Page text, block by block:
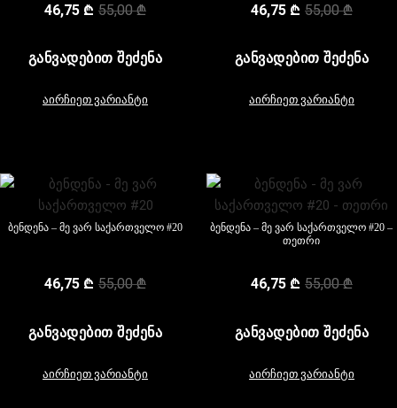
55,00₾
46,75 ₾
ᲒᲐᲜᲕᲐᲓᲔᲑᲘᲗ ᲨᲔᲫᲔᲜᲐ
აირჩიეთ ვარიანტი
55,00₾
46,75 ₾
ᲒᲐᲜᲕᲐᲓᲔᲑᲘᲗ ᲨᲔᲫᲔᲜᲐ
აირჩიეთ ვარიანტი
ბენდენა – მე ვარ საქართველო #20
55,00₾
46,75 ₾
ᲒᲐᲜᲕᲐᲓᲔᲑᲘᲗ ᲨᲔᲫᲔᲜᲐ
აირჩიეთ ვარიანტი
ბენდენა – მე ვარ საქართველო #20 –
თეთრი
55,00₾
46,75 ₾
ᲒᲐᲜᲕᲐᲓᲔᲑᲘᲗ ᲨᲔᲫᲔᲜᲐ
აირჩიეთ ვარიანტი